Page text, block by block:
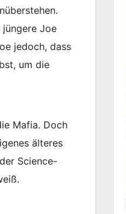
Joe
jedoch, dass
um die
Mafia. Doch
älteres
Science-